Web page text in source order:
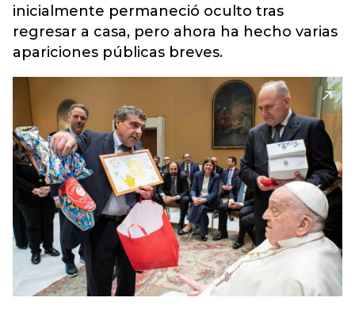
inicialmente permaneció oculto tras
regresar a casa, pero ahora ha hecho varias
apariciones públicas breves.